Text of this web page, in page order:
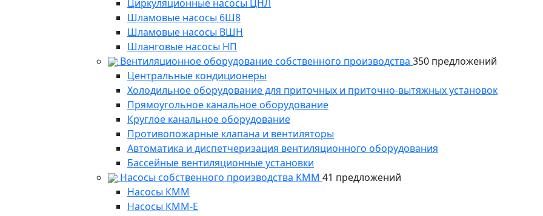
Циркуляционные насосы ЦНЛ
Шламовые насосы 6Ш8
Шламовые насосы ВШН
Шланговые насосы НП
Вентиляционное оборудование собственного производства 350 предложений
Центральные кондиционеры
Холодильное оборудование для приточных и приточно-вытяжных установок
Прямоугольное канальное оборудование
Круглое канальное оборудование
Противопожарные клапана и вентиляторы
Автоматика и диспетчеризация вентиляционного оборудования
Бассейные вентиляционные установки
Насосы собственного производства KMM 41 предложений
Насосы КММ
Насосы КММ-Е